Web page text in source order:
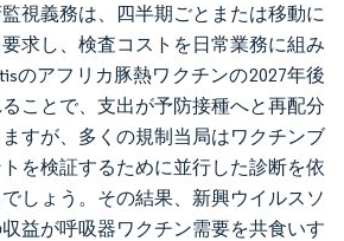
視義務は、四半期ごとまたは移動に
求し、検査コストを日常業務に組み
のアフリカ豚熱ワクチンの2027年後
ことで、支出が予防接種へと再配分
すが、多くの規制当局はワクチンブ
を検証するために並行した診断を依
しょう。その結果、新興ウイルスソ
益が呼吸器ワクチン需要を共食いす